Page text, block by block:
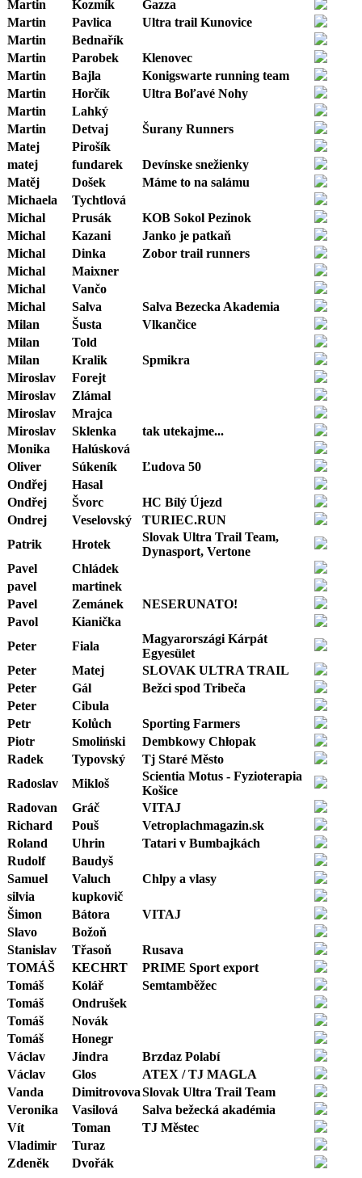
Martin Kozmík
Gazza
Martin
Pavlica
Ultra trail Kunovice
Martin
Bednařík
Martin
Parobek
Klenovec
Martin
Bajla
Konigswarte running team
Martin
Horčík
Ultra Boľavé Nohy
Martin
Lahký
Martin
Detvaj
Šurany Runners
Matej
Pirošík
matej
fundarek
Devínske snežienky
Matěj
Došek
Máme to na salámu
Michaela
Tychtlová
Michal
Prusák
KOB Sokol Pezinok
Michal
Kazani
Janko je patkaň
Michal
Dinka
Zobor trail runners
Michal
Maixner
Michal
Vančo
Michal
Salva
Salva Bezecka Akademia
Milan
Šusta
Vlkančice
Milan
Told
Milan
Kralik
Spmikra
Miroslav
Forejt
Miroslav
Zlámal
Miroslav
Mrajca
Miroslav
Sklenka
tak utekajme...
Monika
Halúsková
Oliver
Súkeník
Ľudova 50
Ondřej
Hasal
Ondřej
Švorc
HC Bílý Újezd
Ondrej
Veselovský
TURIEC.RUN
Patrik
Hrotek
Slovak Ultra Trail Team,
Dynasport, Vertone
Pavel
Chládek
pavel
martinek
Pavel
Zemánek
NESERUNATO!
Pavol
Kianička
Peter
Fiala
Magyarországi Kárpát
Egyesület
Peter
Matej
SLOVAK ULTRA TRAIL
Peter
Gál
Bežci spod Tribeča
Peter
Cibula
Petr
Kolůch
Sporting Farmers
Piotr
Smoliński
Dembkowy Chłopak
Radek
Typovský
Tj Staré Město
Radoslav
Mikloš
Scientia Motus - Fyzioterapia
Košice
Radovan
Gráč
VITAJ
Richard
Pouš
Vetroplachmagazin.sk
Roland
Uhrin
Tatari v Bumbajkách
Rudolf
Baudyš
Samuel
Valuch
Chlpy a vlasy
silvia
kupkovič
Šimon
Bátora
VITAJ
Slavo
Božoň
Stanislav
Třasoň
Rusava
TOMÁŠ
KECHRT
PRIME Sport export
Tomáš
Kolář
Semtamběžec
Tomáš
Ondrušek
Tomáš
Novák
Tomáš
Honegr
Václav
Jindra
Brzdaz Polabí
Václav
Glos
ATEX / TJ MAGLA
Vanda
DimitrovovaSlovak Ultra Trail Team
Veronika
Vasilová
Salva bežecká akadémia
Vít
Toman
TJ Městec
Vladimir
Turaz
Zdeněk
Dvořák